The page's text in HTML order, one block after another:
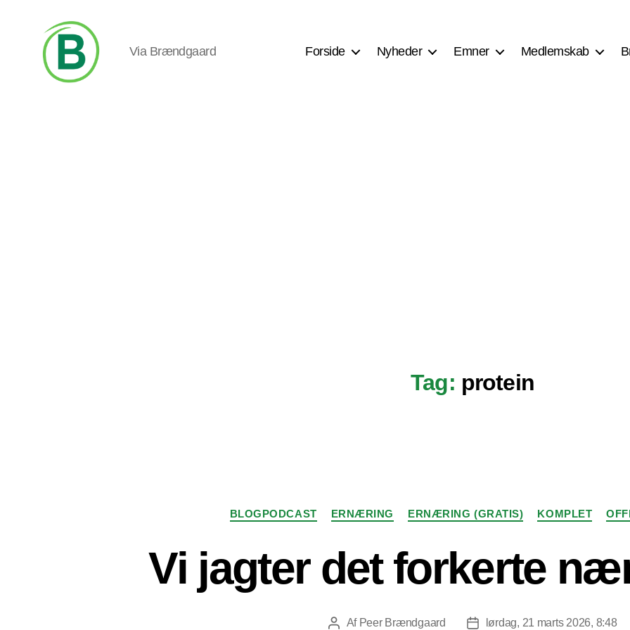
Via Brændgaard Forside Nyheder Emner Medlemskab
Tag: protein
Kategorier
BLOGPODCAST ERNÆRING ERNÆRING (GRATIS) KOMPLET
Vi jagter det forkerte
Indlægsforfatter
Af Peer Brændgaard Indlægsdato
lørdag, 21 marts 2026, 8:48